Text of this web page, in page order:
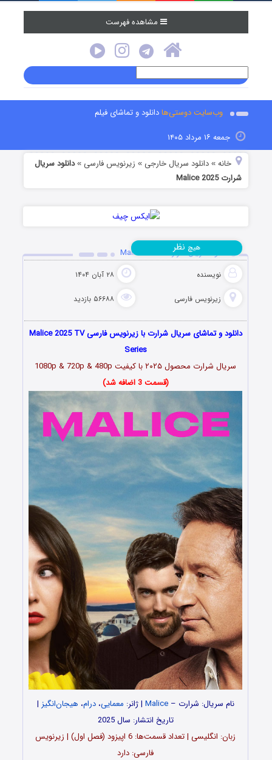
مشاهده فهرست
وب‌سایت دوستی‌هادانلود و تماشای فیلم
جمعه ۱۶ مرداد ۱۴۰۵
خانه »دانلود سریال خارجی » زیرنویس فارسی »دانلود سریال
شرارت Malice 2025
دانلود سریال شرارت Malice 2025
نویسنده ۲۸ آبان ۱۴۰۴
زیرنویس فارسی ۵۶۶۸۸ بازدید
هیچ نظر
دانلود و تماشای سریال شرارت با زیرنویس فارسی Malice 2025 TV
Series
سریال شرارت محصول ۲۰۲۵ با کیفیت 1080p & 720p & 480p
(قسمت 3 اضافه شد)
نام سریال: شرارت –Malice | ژانر: معمایی،درام، هیجان‌انگیز |
تاریخ انتشار: سال 2025
زبان: انگلیسی | تعداد قسمت‌‌‌‌ها: 6 اپیزود (فصل اول) | زیرنویس
فارسی: دارد